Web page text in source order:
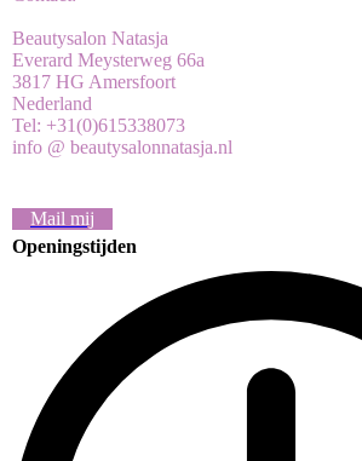
Beautysalon Natasja
Everard Meysterweg 66a
3817 HG Amersfoort
Nederland
Tel: +31(0)615338073
info @ beautysalonnatasja.nl
Mail mij
Openingstijden